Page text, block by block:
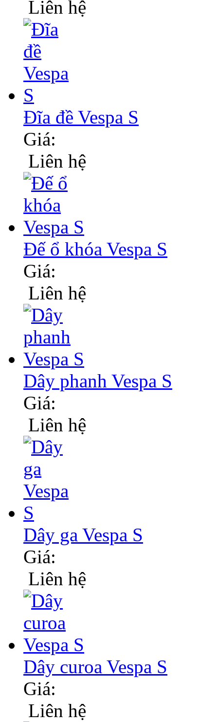
Liên hệ
Đĩa đề Vespa S
Giá:
Liên hệ
Đế ổ khóa Vespa S
Giá:
Liên hệ
Dây phanh Vespa S
Giá:
Liên hệ
Dây ga Vespa S
Giá:
Liên hệ
Dây curoa Vespa S
Giá:
Liên hệ